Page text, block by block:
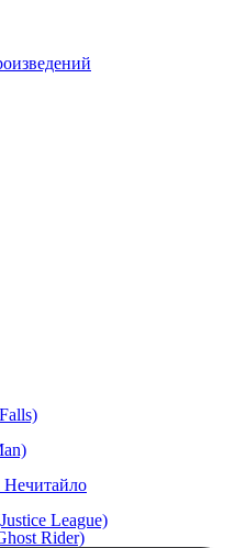
League)
Rider)